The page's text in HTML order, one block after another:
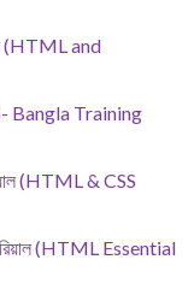
(HTML and
Bangla Training
(HTML & CSS
(HTML Essential